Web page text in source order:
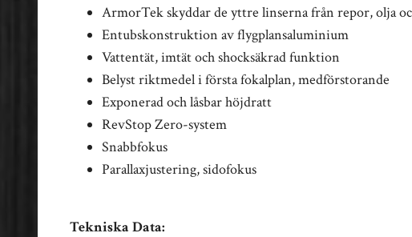
ArmorTek skyddar de yttre linserna från repor, olja
Entubskonstruktion av flygplansaluminium
Vattentät, imtät och shocksäkrad funktion
Belyst riktmedel i första fokalplan, medförstorande
Exponerad och låsbar höjdratt
RevStop Zero-system
Snabbfokus
Parallaxjustering, sidofokus
Tekniska Data: